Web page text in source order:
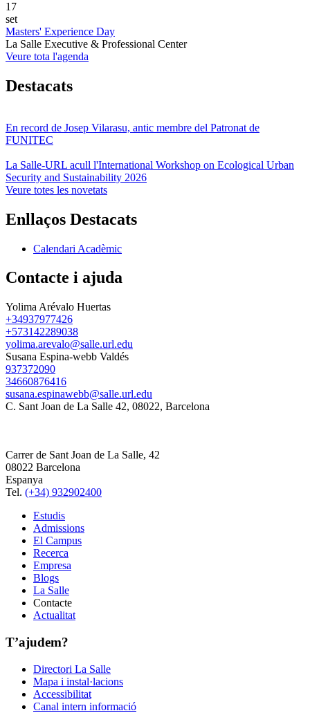
17
set
Masters' Experience Day
La Salle Executive & Professional Center
Veure tota l'agenda
Destacats
En record de Josep Vilarasu, antic membre del Patronat de
FUNITEC
La Salle-URL acull l'International Workshop on Ecological Urban
Security and Sustainability 2026
Veure totes les novetats
Enllaços Destacats
Calendari Acadèmic
Contacte i ajuda
Yolima Arévalo Huertas
+34937977426
+573142289038
yolima.arevalo@salle.url.edu
Susana Espina-webb Valdés
937372090
34660876416
susana.espinawebb@salle.url.edu
C. Sant Joan de La Salle 42, 08022, Barcelona
Carrer de Sant Joan de La Salle, 42
08022 Barcelona
Espanya
Tel. (+34) 932902400
Estudis
Admissions
El Campus
Recerca
Empresa
Blogs
La Salle
Contacte
Actualitat
T’ajudem?
Directori La Salle
Mapa i instal·lacions
Accessibilitat
Canal intern informació